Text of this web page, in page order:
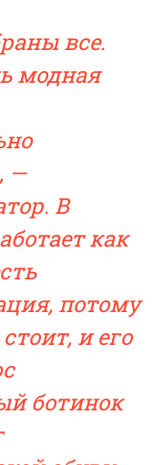
все.
модная
—
В
как
потому
и его
ботинок